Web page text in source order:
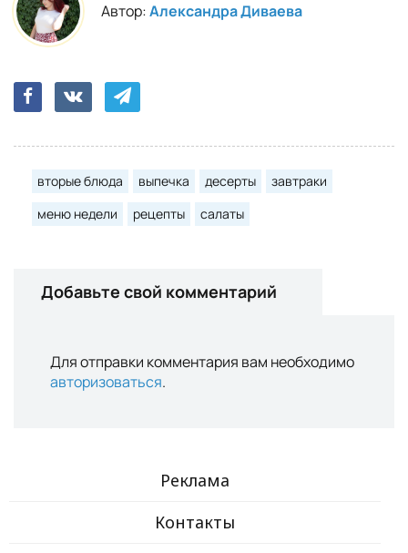
Автор:Александра Диваева
вторые блюда выпечка десерты
завтраки
меню недели
рецепты салаты
Добавьте свой комментарий
Для отправки комментария вам необходимо
авторизоваться.
Реклама
Контакты